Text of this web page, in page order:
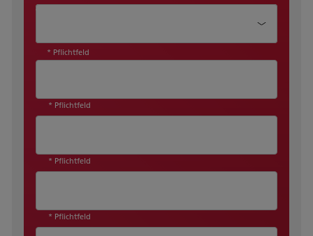
* Pflichtfeld
* Pflichtfeld
* Pflichtfeld
* Pflichtfeld